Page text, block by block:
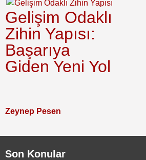
Gelişim Odaklı
Zihin Yapısı:
Başarıya
Giden Yeni Yol
Zeynep Pesen
Son Konular